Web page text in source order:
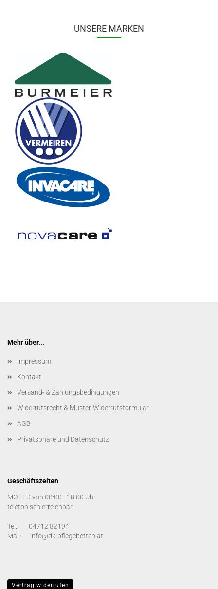
UNSERE MARKEN
Mehr über...
Impressum
Kontakt
Versand- & Zahlungsbedingungen
Widerrufsrecht & Muster-Widerrufsformular
AGB
Privatsphäre und Datenschutz
Geschäftszeiten
MO - FR von 08:00 - 18:00 Uhr
telefonisch erreichbar
Tel.: 04712 82194
Mail: info@dk-pflegebetten.at
Vertrag widerrufen